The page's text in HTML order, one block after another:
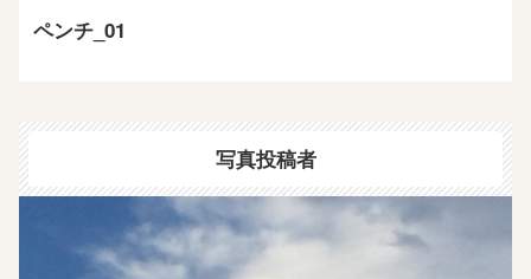
ペンチ_01
写真投稿者